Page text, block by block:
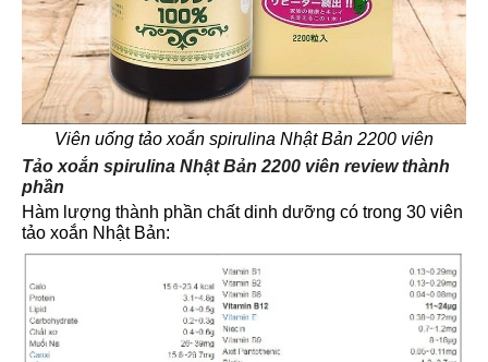
Viên uống tảo xoắn spirulina Nhật Bản 2200 viên
Tảo xoắn spirulina Nhật Bản 2200 viên review thành
phần
Hàm lượng thành phần chất dinh dưỡng có trong 30 viên
tảo xoắn Nhật Bản: